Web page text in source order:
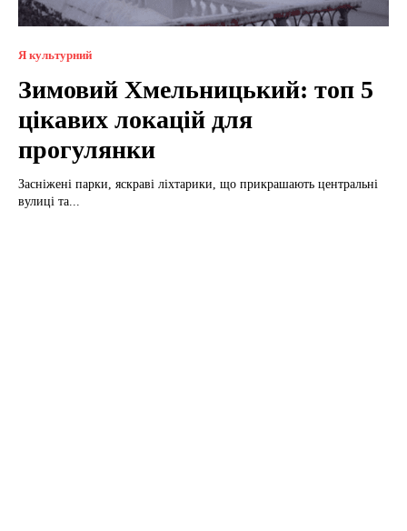
Я культурний
Зимовий Хмельницький: топ 5
цікавих локацій для
прогулянки
Засніжені парки, яскраві ліхтарики, що прикрашають центральні
вулиці та...